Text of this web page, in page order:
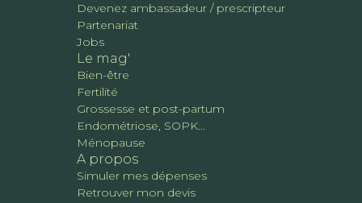
Devenez ambassadeur / prescripteur
Partenariat
Jobs
Le mag'
Bien-être
Fertilité
Grossesse et post-partum
Endométriose, SOPK...
Ménopause
A propos
Simuler mes dépenses
Retrouver mon devis